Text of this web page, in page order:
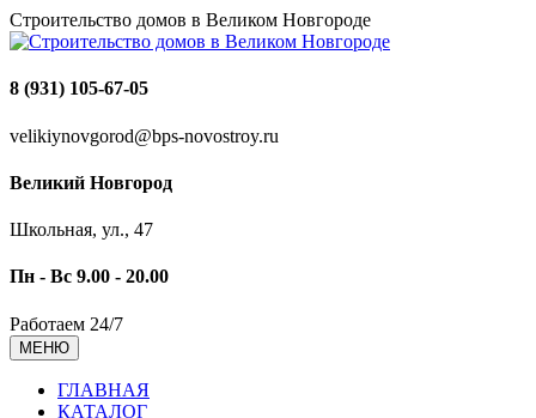
Строительство домов в Великом Новгороде
8 (931) 105-67-05
velikiynovgorod@bps-novostroy.ru
Великий Новгород
Школьная, ул., 47
Пн - Вс 9.00 - 20.00
Работаем 24/7
МЕНЮ
ГЛАВНАЯ
КАТАЛОГ